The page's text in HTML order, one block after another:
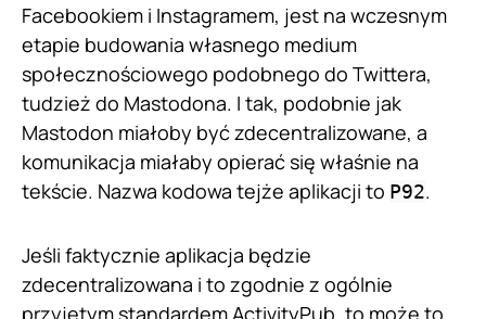
Facebookiem i Instagramem, jest na wczesnym
etapie budowania własnego medium
społecznościowego podobnego do Twittera,
tudzież do Mastodona. I tak, podobnie jak
Mastodon miałoby być zdecentralizowane, a
komunikacja miałaby opierać się właśnie na
tekście. Nazwa kodowa tejże aplikacji to P92.
Jeśli faktycznie aplikacja będzie
zdecentralizowana i to zgodnie z ogólnie
przyjętym standardem ActivityPub, to może to